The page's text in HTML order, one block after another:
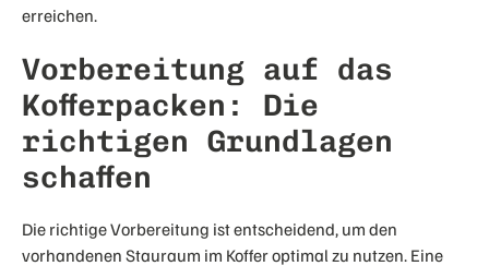
erreichen.
Vorbereitung auf das
Kofferpacken: Die
richtigen Grundlagen
schaffen
Die richtige Vorbereitung ist entscheidend, um den
vorhandenen Stauraum im Koffer optimal zu nutzen. Eine